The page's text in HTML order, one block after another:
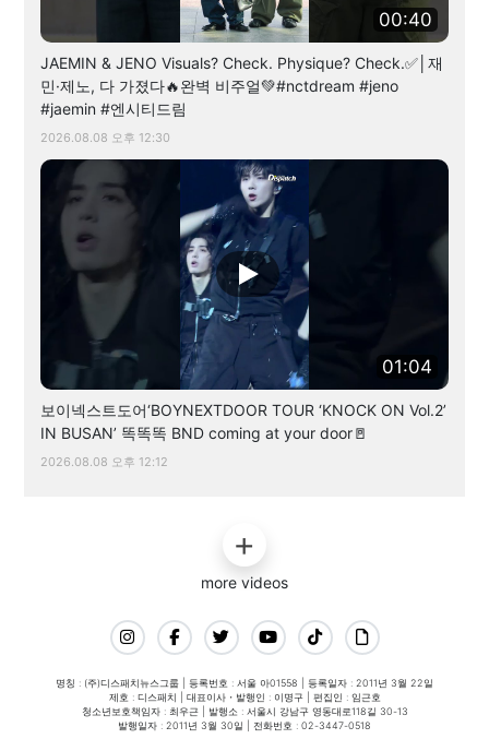
00:40
JAEMIN & JENO Visuals? Check. Physique? Check.✅│재
민·제노, 다 가졌다🔥완벽 비주얼💚#nctdream #jeno
#jaemin #엔시티드림
2026.08.08 오후 12:30
01:04
보이넥스트도어‘BOYNEXTDOOR TOUR ‘KNOCK ON Vol.2’
IN BUSAN’ 똑똑똑 BND coming at your door🚪
2026.08.08 오후 12:12
more videos
명칭 : (주)디스패치뉴스그룹 | 등록번호 : 서울 아01558 | 등록일자 : 2011년 3월 22일
제호 : 디스패치 | 대표이사・발행인 : 이명구 | 편집인 : 임근호
청소년보호책임자 : 최우근 | 발행소 : 서울시 강남구 영동대로118길 30-13
발행일자 : 2011년 3월 30일 | 전화번호 : 02-3447-0518